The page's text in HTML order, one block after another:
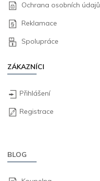
Ochrana osobních údajů
Reklamace
Spolupráce
ZÁKAZNÍCI
Přihlášení
Registrace
BLOG